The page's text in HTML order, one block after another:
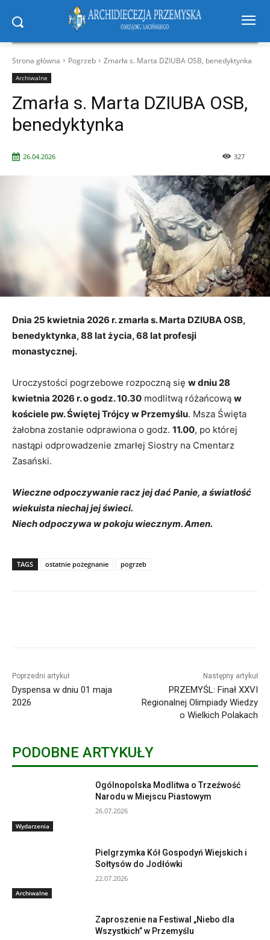
Strona główna Pogrzeb Zmarła s. Marta DZIUBA OSB, benedyktynka
Archiwalne
Zmarła s. Marta DZIUBA OSB,
benedyktynka
26.04.2026 327
Dnia 25 kwietnia 2026 r. zmarła s. Marta DZIUBA OSB,
benedyktynka, 88 lat życia, 68 lat profesji
monastycznej.
Uroczystości pogrzebowe rozpoczną się w dniu 28
kwietnia 2026 r. o godz. 10.30 modlitwą różańcową w
kościele pw. Świętej Trójcy w Przemyślu. Msza Święta
żałobna zostanie odprawiona o godz. 11.00, po której
nastąpi odprowadzenie zmarłej Siostry na Cmentarz
Zasański.
Wieczne odpoczywanie racz jej dać Panie, a światłość
wiekuista niechaj jej świeci.
Niech odpoczywa w pokoju wiecznym. Amen.
TAGS ostatnie pożegnanie pogrzeb
Poprzedni artykuł
Dyspensa w dniu 01 maja
2026
Następny artykuł
PRZEMYŚL: Finał XXVI
Regionalnej Olimpiady Wiedzy
o Wielkich Polakach
PODOBNE ARTYKUŁY
Wydarzenia
Ogólnopolska Modlitwa o Trzeźwość
Narodu w Miejscu Piastowym
26.07.2026
Archiwalne
Pielgrzymka Kół Gospodyń Wiejskich i
Sołtysów do Jodłówki
22.07.2026
Zaproszenie na Festiwal „Niebo dla
Wszystkich” w Przemyślu